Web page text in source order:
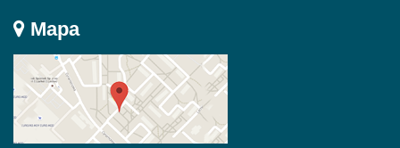
Mapa